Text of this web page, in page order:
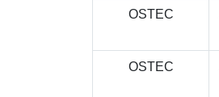
OSTEC
OSTEC